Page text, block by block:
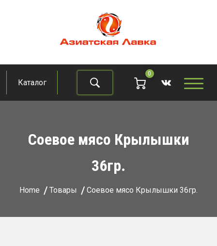
Азиатская лавка
Продукты из восточно-азиатских стран
Каталог
0
Соевое мясо Крылышки
36гр.
Home Товары Соевое мясо Крылышки 36гр.